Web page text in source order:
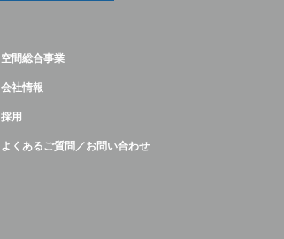
空間総合事業
会社情報
採用
よくあるご質問／お問い合わせ